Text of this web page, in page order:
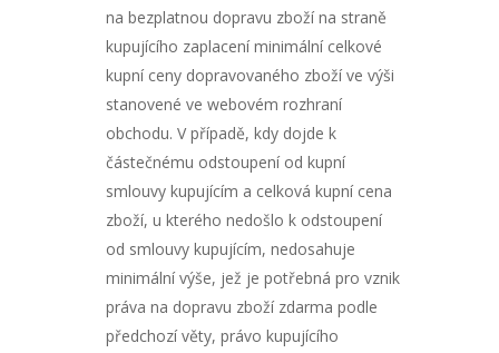
na bezplatnou dopravu zboží na straně
kupujícího zaplacení minimální celkové
kupní ceny dopravovaného zboží ve výši
stanovené ve webovém rozhraní
obchodu. V případě, kdy dojde k
částečnému odstoupení od kupní
smlouvy kupujícím a celková kupní cena
zboží, u kterého nedošlo k odstoupení
od smlouvy kupujícím, nedosahuje
minimální výše, jež je potřebná pro vznik
práva na dopravu zboží zdarma podle
předchozí věty, právo kupujícího